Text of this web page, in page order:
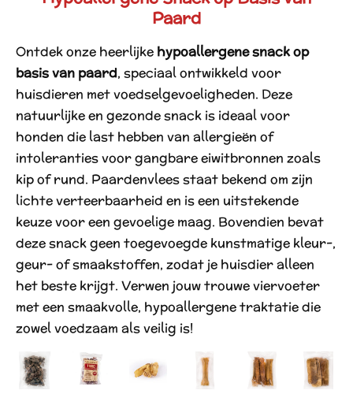
Paard
Ontdek onze heerlijke hypoallergene snack op
basis van paard, speciaal ontwikkeld voor
huisdieren met voedselgevoeligheden. Deze
natuurlijke en gezonde snack is ideaal voor
honden die last hebben van allergieën of
intoleranties voor gangbare eiwitbronnen zoals
kip of rund. Paardenvlees staat bekend om zijn
lichte verteerbaarheid en is een uitstekende
keuze voor een gevoelige maag. Bovendien bevat
deze snack geen toegevoegde kunstmatige kleur-,
geur- of smaakstoffen, zodat je huisdier alleen
het beste krijgt. Verwen jouw trouwe viervoeter
met een smaakvolle, hypoallergene traktatie die
zowel voedzaam als veilig is!